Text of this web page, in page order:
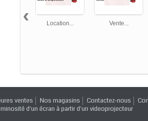
Location... Vente...
‹
ventes Nos magasins Contactez-nous
d'un écran à partir d'un videoprojecteur